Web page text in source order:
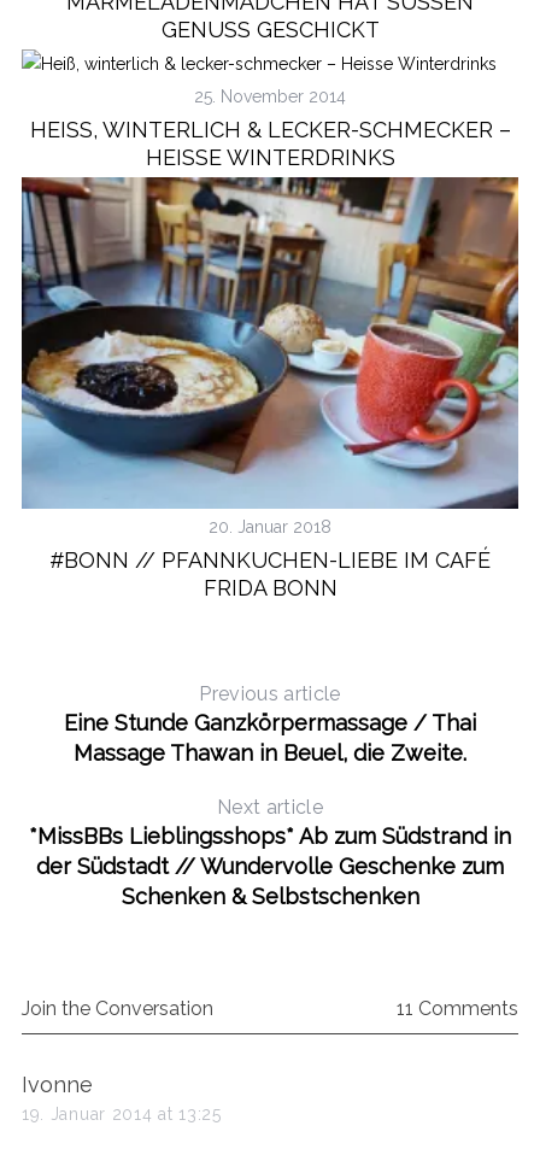
ENUSS GESCHICKT
25. November 2014
HEISS, WINTERLICH & LECKER-SCHMECKER – H
EISSE WINTERDRINKS
20. Januar 2018
#BONN // PFANNKUCHEN-LIEBE IM CAFÉ
FRIDA BONN
Previous article
Eine Stunde Ganzkörpermassage / Thai
Massage Thawan in Beuel, die Zweite.
Next article
*MissBBs Lieblingsshops* Ab zum Südstrand in
der Südstadt // Wundervolle Geschenke zum
Schenken & Selbstschenken
Join the Conversation 11 Comments
s
a
Ivonne
19. Januar 2014 at 13:25